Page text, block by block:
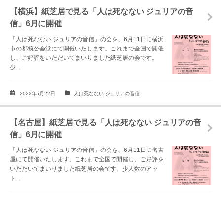
【横浜】紙芝居で見る「人は死なない ジュリアの音
信」6月に開催
「人は死なない ジュリアの音信」の会を、6月11日に横浜
市の都筑公会堂にて開催いたします。これまで全国で開催
し、ご好評をいただいてまいりました紙芝居の会です。
少...
2022年5月22日 人は死なない ジュリアの音信
【名古屋】紙芝居で見る「人は死なない ジュリアの音
信」6月に開催
「人は死なない ジュリアの音信」の会を、6月11日に名古
屋にて開催いたします。これまで全国で開催し、ご好評を
いただいてまいりました紙芝居の会です。少人数のアッ
ト...